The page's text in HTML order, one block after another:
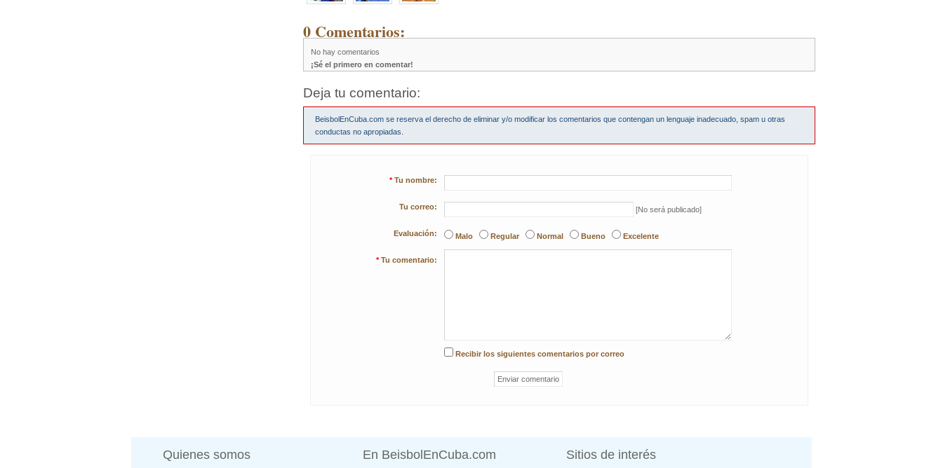
0 Comentarios:
No hay comentarios
¡Sé el primero en comentar!
Deja tu comentario:
BeisbolEnCuba.com se reserva el derecho de eliminar y/o modificar los comentarios que contengan un lenguaje inadecuado, spam u otras
conductas no apropiadas.
* Tu nombre:
Tu correo: [No será publicado]
Evaluación: Malo Regular Normal Bueno Excelente
* Tu comentario:
Recibir los siguientes comentarios por correo
Quienes somos En BeisbolEnCuba.com Sitios de interés